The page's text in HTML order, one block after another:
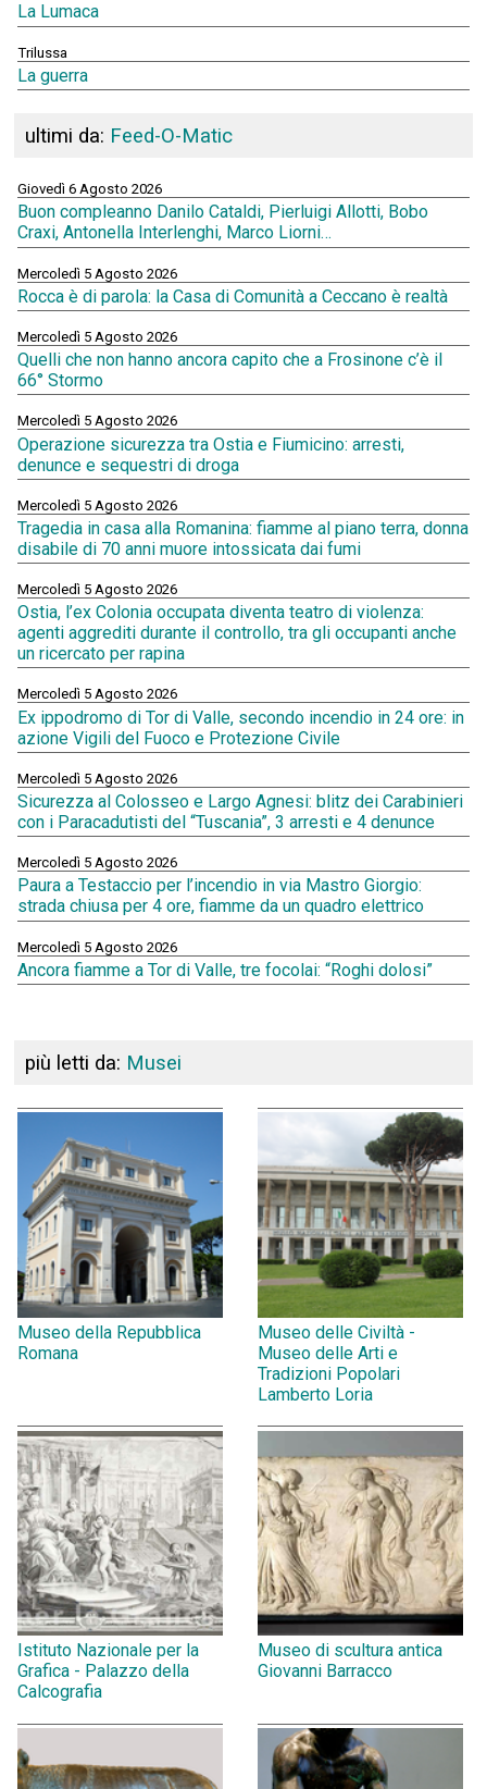
La Lumaca
Trilussa
La guerra
ultimi da: Feed-O-Matic
Giovedì 6 Agosto 2026
Buon compleanno Danilo Cataldi, Pierluigi Allotti, Bobo
Craxi, Antonella Interlenghi, Marco Liorni…
Mercoledì 5 Agosto 2026
Rocca è di parola: la Casa di Comunità a Ceccano è realtà
Mercoledì 5 Agosto 2026
Quelli che non hanno ancora capito che a Frosinone c’è il
66° Stormo
Mercoledì 5 Agosto 2026
Operazione sicurezza tra Ostia e Fiumicino: arresti,
denunce e sequestri di droga
Mercoledì 5 Agosto 2026
Tragedia in casa alla Romanina: fiamme al piano terra, donna
disabile di 70 anni muore intossicata dai fumi
Mercoledì 5 Agosto 2026
Ostia, l’ex Colonia occupata diventa teatro di violenza:
agenti aggrediti durante il controllo, tra gli occupanti anche
un ricercato per rapina
Mercoledì 5 Agosto 2026
Ex ippodromo di Tor di Valle, secondo incendio in 24 ore: in
azione Vigili del Fuoco e Protezione Civile
Mercoledì 5 Agosto 2026
Sicurezza al Colosseo e Largo Agnesi: blitz dei Carabinieri
con i Paracadutisti del “Tuscania”, 3 arresti e 4 denunce
Mercoledì 5 Agosto 2026
Paura a Testaccio per l’incendio in via Mastro Giorgio:
strada chiusa per 4 ore, fiamme da un quadro elettrico
Mercoledì 5 Agosto 2026
Ancora fiamme a Tor di Valle, tre focolai: “Roghi dolosi”
più letti da: Musei
Museo della Repubblica
Romana
Museo delle Civiltà -
Museo delle Arti e
Tradizioni Popolari
Lamberto Loria
Istituto Nazionale per la
Grafica - Palazzo della
Calcografia
Museo di scultura antica
Giovanni Barracco